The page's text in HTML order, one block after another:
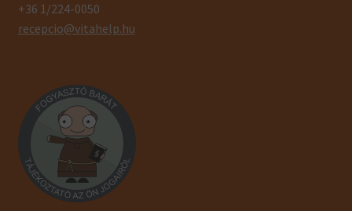
+36 1/224-0050
recepcio@vitahelp.hu